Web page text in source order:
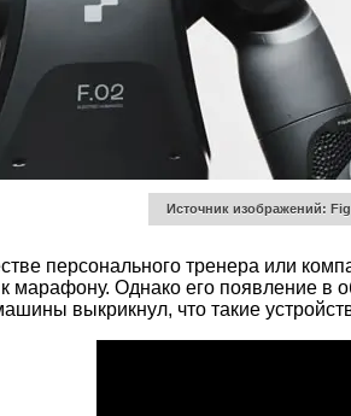
Источник изображений:
персонального тренера или
марафону. Однако его появление
выкрикнул, что такие